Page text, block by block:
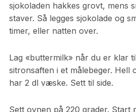
sjokoladen hakkes grovt, mens
staver. Så legges sjokolade og
timer, eller natten over.
Lag «buttermilk» når du er klar
sitronsaften i et målebeger. Hell
har 2 dl væske. Sett til side.
Sett ovnen på 220 grader. Start